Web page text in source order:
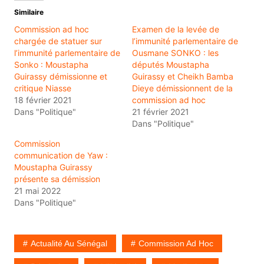
Similaire
Commission ad hoc
chargée de statuer sur
l’immunité parlementaire de
Sonko : Moustapha
Guirassy démissionne et
critique Niasse
18 février 2021
Dans "Politique"
Examen de la levée de
l’immunité parlementaire de
Ousmane SONKO : les
députés Moustapha
Guirassy et Cheikh Bamba
Dieye démissionnent de la
commission ad hoc
21 février 2021
Dans "Politique"
Commission
communication de Yaw :
Moustapha Guirassy
présente sa démission
21 mai 2022
Dans "Politique"
Actualité Au Sénégal Commission Ad Hoc